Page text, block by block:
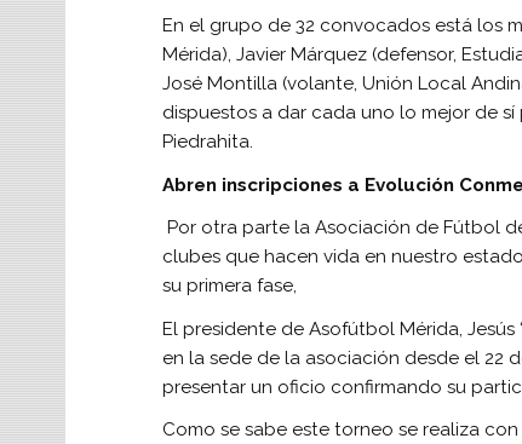
En el grupo de 32 convocados está los
Mérida), Javier Márquez (defensor,
José Montilla (volante, Unión Local
dispuestos a dar cada uno lo mejor de
Piedrahita.
Abren inscripciones a Evolución
Por otra parte la Asociación de Fútbol
clubes que hacen vida en nuestro
su primera fase,
El presidente de Asofútbol Mérida,
en la sede de la asociación desde el 22
presentar un oficio confirmando su
Como se sabe este torneo se realiza